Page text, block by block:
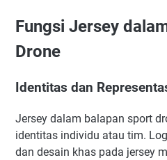
Fungsi Jersey
Drone
Identitas dan
Jersey dalam balapan sport
identitas individu atau tim.
dan desain khas pada jersey